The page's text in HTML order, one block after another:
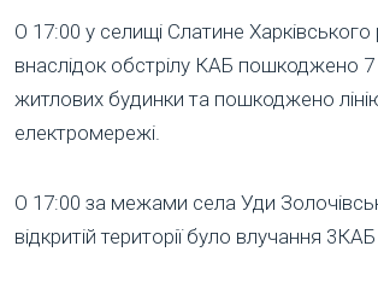
О 17:00 у селищі Слатине Харківського
внаслідок обстрілу КАБ пошкоджено 7
житлових будинки та пошкоджено
електромережі.
О 17:00 за межами села Уди
відкритій території було влучання